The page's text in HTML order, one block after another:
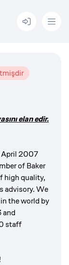
Menu
elan edir.
April 2007
of Baker
high quality,
advisory. We
the world by
and
staff